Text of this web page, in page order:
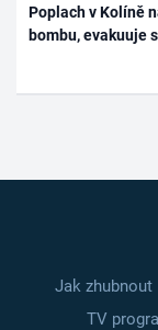
Poplach v Kolíně
bombu, evakuuje
Jak zhubnout
TV